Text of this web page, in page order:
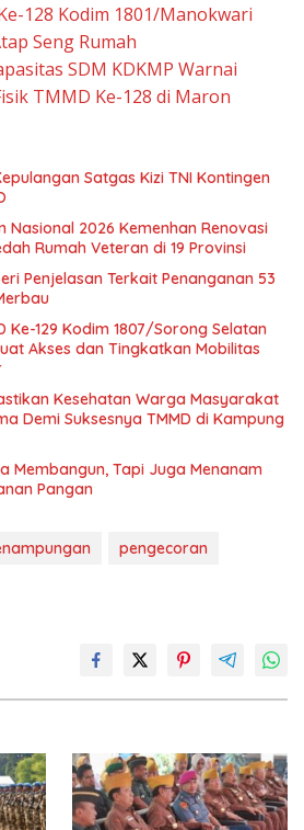
128 Kodim 1801/Manokwari
Seng Rumah
SDM KDKMP Warnai
TMMD Ke-128 di Maron
Satgas Kizi TNI Kontingen
Nasional 2026 Kemenhan Renovasi
Rumah Veteran di 19 Provinsi
Penjelasan Terkait Penanganan 53
Ke-129 Kodim 1807/Sorong Selatan
Akses dan Tingkatkan Mobilitas
Kesehatan Warga Masyarakat
Demi Suksesnya TMMD di Kampung
Membangun, Tapi Juga Menanam
Pangan
pengecoran